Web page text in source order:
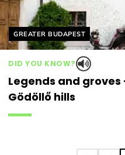
Helyszín címkék:
GREATER BUDAPEST
DID YOU KNOW?
Legends and
Gödöllő hills